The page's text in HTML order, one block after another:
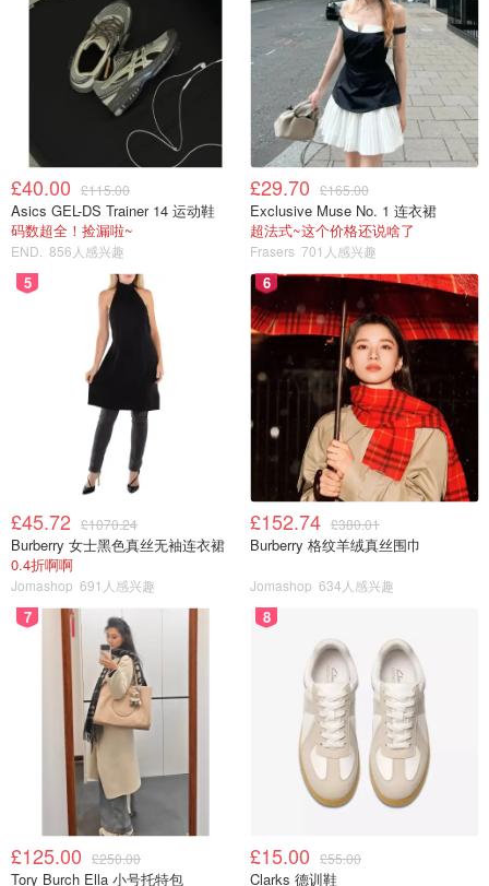
缺点：成分简单，且无高端成分。所以，成分党就直接
可以pass了。
优点：肤感好，颜值高。 夏季混合皮，同时叠加了这
四款精华都觉得无负担。
真的有紧致、减少细纹、祛除暗沉、抗氧化需求的仙女们，
还是选一些功效性强的护肤品吧。
挺适合二十出头、没有明确肌肤诉求、并且对护肤品肤感颜
值要求高的小仙女们~
YSL Beauty 圣罗兰美妆 燃烧吧盛夏
£40.00 £115.00
Asics GEL-DS Trainer 14 运动鞋
码数超全！捡漏啦~
END. 856人感兴趣
£29.70 £165.00
Exclusive Muse No. 1 连衣裙
超法式~这个价格还说啥了
Frasers 701人感兴趣
5
£45.72 £1070.24
Burberry 女士黑色真丝无袖连衣裙
0.4折啊啊
Jomashop 691人感兴趣
6
£152.74 £380.01
Burberry 格纹羊绒真丝围巾
Jomashop 634人感兴趣
7
£125.00 £250.00
Tory Burch Ella 小号托特包
8
£15.00 £55.00
Clarks 德训鞋